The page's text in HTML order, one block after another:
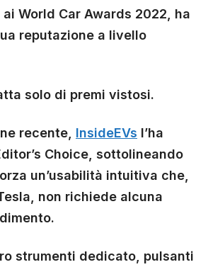
World Car Awards 2022, ha
reputazione a livello
solo di premi vistosi.
recente, InsideEVs l’ha
Choice, sottolineando
un’usabilità intuitiva che,
non richiede alcuna
strumenti dedicato, pulsanti